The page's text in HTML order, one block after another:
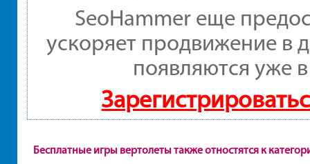
SeoHammer еще
ускоряет продвижение в
появляются уже
Бесплатные игры вертолеты также отностятся к